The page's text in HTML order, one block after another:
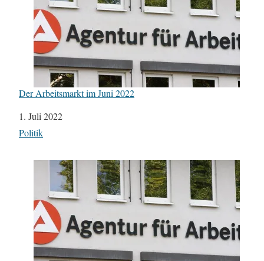
Der Arbeitsmarkt im Juni 2022
Datum
1. Juli 2022
In Bezug auf
Politik